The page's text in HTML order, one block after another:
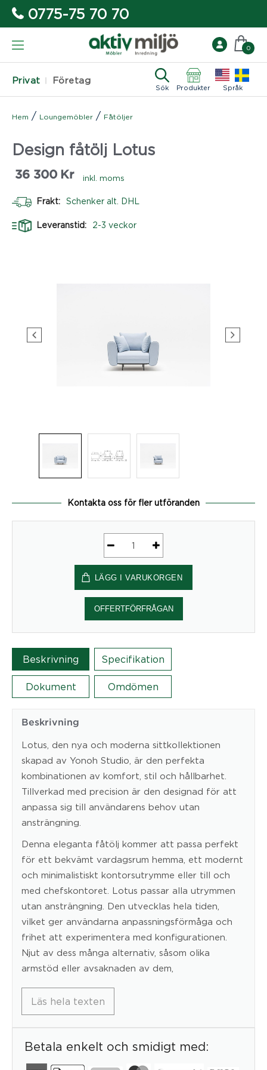
0775-75 70 70
Privat Företag
Sök Produkter Språk
0
Hem / Loungemöbler / Fåtöljer
Design fåtölj Lotus
36 300 Kr inkl. moms
Frakt: Schenker alt. DHL
Leveranstid: 2-3 veckor
Kontakta oss för fler utföranden
Design
fåtölj
Lotus
mängd
LÄGG I VARUKORGEN
OFFERTFÖRFRÅGAN
Beskrivning Specifikation
Dokument Omdömen
Beskrivning
Lotus, den nya och moderna sittkollektionen
skapad av Yonoh Studio, är den perfekta
kombinationen av komfort, stil och hållbarhet.
Tillverkad med precision är den designad för att
anpassa sig till användarens behov utan
ansträngning.
Denna eleganta fåtölj kommer att passa perfekt
för ett bekvämt vardagsrum hemma, ett modernt
och minimalistiskt kontorsutrymme eller till och
med chefskontoret. Lotus passar alla utrymmen
utan ansträngning. Den utvecklas hela tiden,
vilket ger användarna anpassningsförmåga och
frihet att experimentera med konfigurationen.
Njut av dess många alternativ, såsom olika
armstöd eller avsaknaden av dem,
Läs hela texten
Betala enkelt och smidigt med: